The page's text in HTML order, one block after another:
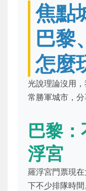
焦點
巴黎
怎麼
光說理論沒用
常勝軍城市，分
巴黎
浮宮
羅浮宮門票現
下不少排隊時